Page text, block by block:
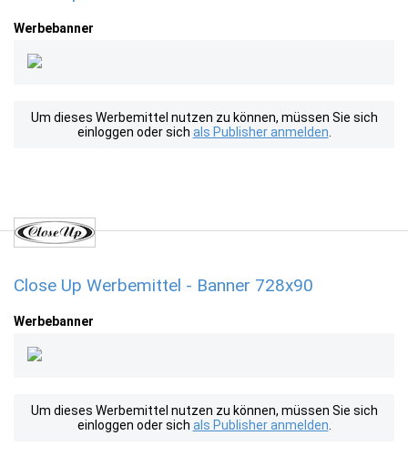
Werbebanner
Um dieses Werbemittel nutzen zu können, müssen Sie sich
einloggen oder sich als Publisher anmelden
Close Up Werbemittel - Banner 728x90
Werbebanner
Um dieses Werbemittel nutzen zu können, müssen Sie sich
einloggen oder sich als Publisher anmelden